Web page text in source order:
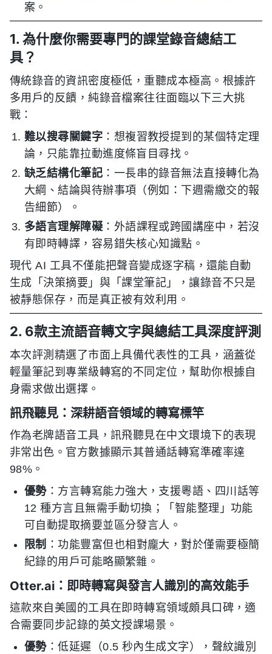
案。
1. 為什麼你需要專門的課堂錄音總結工
具？
傳統錄音的資訊密度極低，重聽成本極高。根據許
多用戶的反饋，純錄音檔案往往面臨以下三大挑
戰：
難以搜尋關鍵字 ：想複習教授提到的某個特定理
論，只能靠拉動進度條盲目尋找。
缺乏結構化筆記 ：一長串的錄音無法直接轉化為
大綱、結論與待辦事項（例如：下週需繳交的報
告細節）。
多語言理解障礙 ：外語課程或跨國講座中，若沒
有即時轉譯，容易錯失核心知識點。
現代 AI 工具不僅能把聲音變成逐字稿，還能自動
生成「決策摘要」與「課堂筆記」，讓錄音不只是
被靜態保存，而是真正被有效利用。
2. 6款主流語音轉文字與總結工具深度評測
本次評測精選了市面上具備代表性的工具，涵蓋從
輕量筆記到專業級轉寫的不同定位，幫助你根據自
身需求做出選擇。
訊飛聽見：深耕語音領域的轉寫標竿
作為老牌語音工具，訊飛聽見在中文環境下的表現
非常出色。官方數據顯示其普通話轉寫準確率達
98%。
優勢：方言轉寫能力強大，支援粵語、四川話等
12 種方言且無需手動切換；「智能整理」功能
可自動提取摘要並區分發言人。
限制 ：功能豐富但也相對龐大，對於僅需要極簡
紀錄的用戶可能略顯繁雜。
Otter.ai：即時轉寫與發言人識別的高效能手
這款來自美國的工具在即時轉寫領域頗具口碑，適
合需要同步記錄的英文授課場景。
優勢：低延遲（0.5 秒內生成文字），聲紋識別